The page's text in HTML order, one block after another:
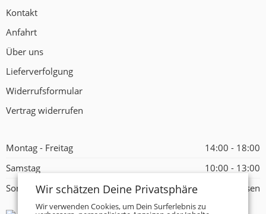
Kontakt
Anfahrt
Über uns
Lieferverfolgung
Widerrufsformular
Vertrag widerrufen
Montag - Freitag
14:00 - 18:00
Samstag
10:00 - 13:00
Sonntag
Geschlossen
Wir schätzen Deine Privatsphäre
Wir verwenden Cookies, um Dein Surferlebnis zu